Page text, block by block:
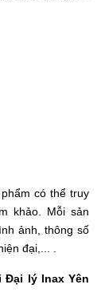
có thể truy
khảo. Mỗi sản
ảnh, thông số
đại,... .
Đại lý Inax Yên